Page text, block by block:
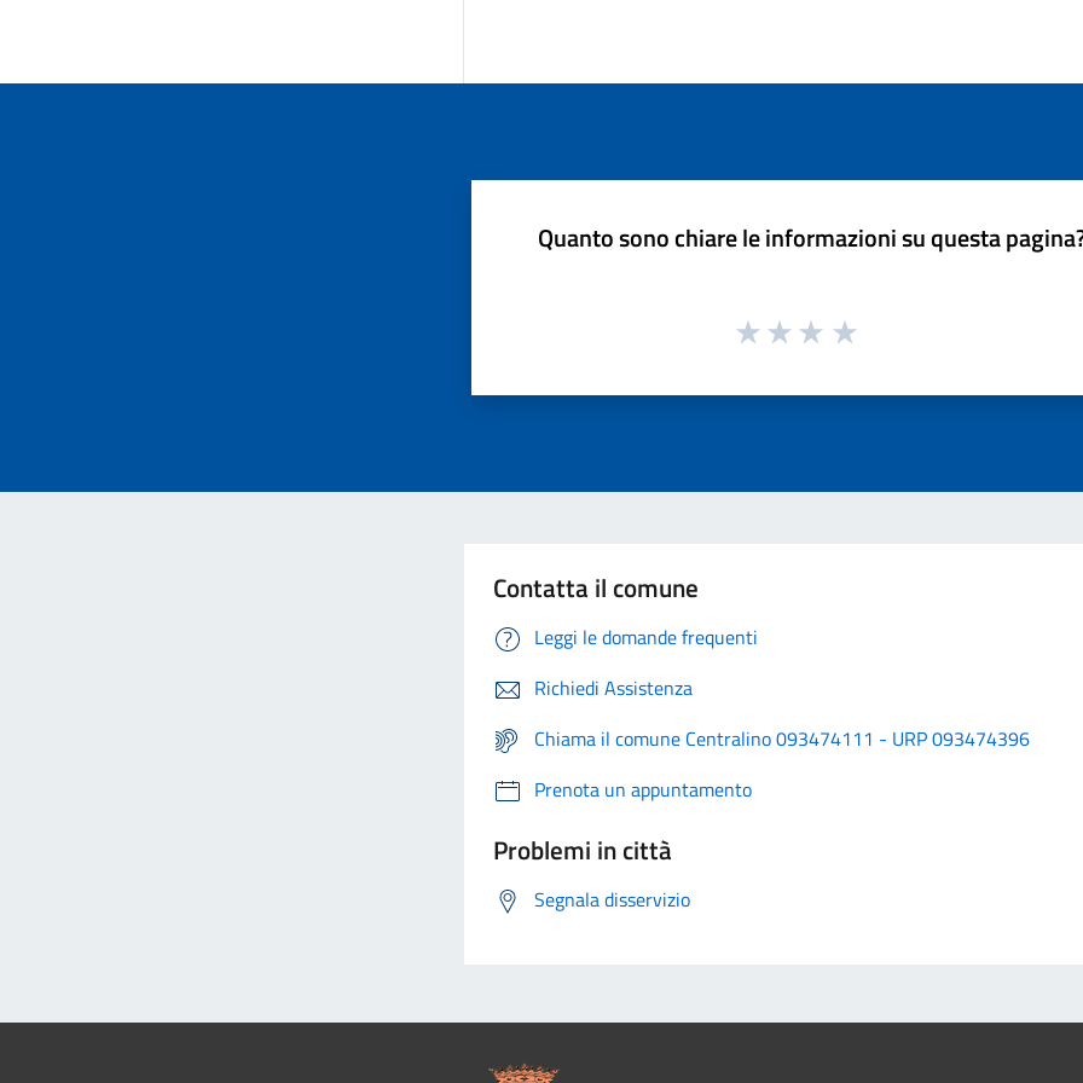
Quanto sono chiare le informazioni su questa
Contatta il comune
Leggi le domande frequenti
Richiedi Assistenza
Chiama il comune Centralino 093474111 - URP 093474396
Prenota un appuntamento
Problemi in città
Segnala disservizio